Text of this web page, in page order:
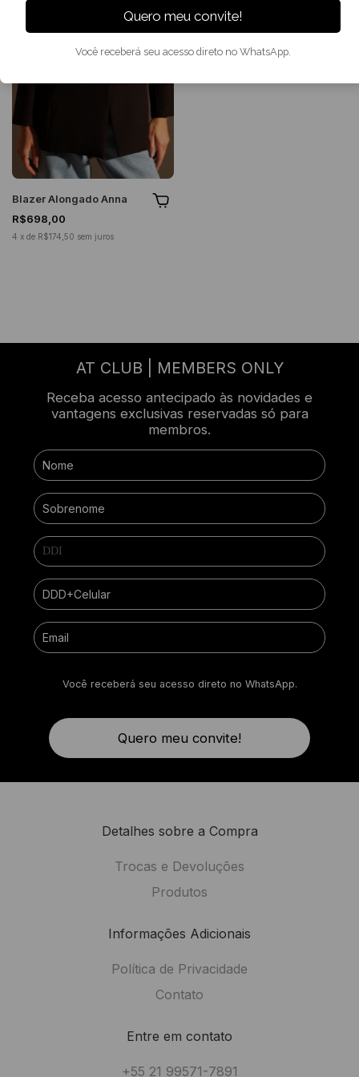
Blazer Alongado Anna
R$698,00
4 x de R$174,50 sem juros
AT CLUB | MEMBERS ONLY
Receba acesso antecipado às novidades e
vantagens exclusivas reservadas só para
membros.
Quero meu convite!
Você receberá seu acesso direto no WhatsApp.
Detalhes sobre a Compra
Trocas e Devoluções
Produtos
Informações Adicionais
Política de Privacidade
Contato
Entre em contato
+55 21 99571-7891
Quero meu convite!
Você receberá seu acesso direto no WhatsApp.